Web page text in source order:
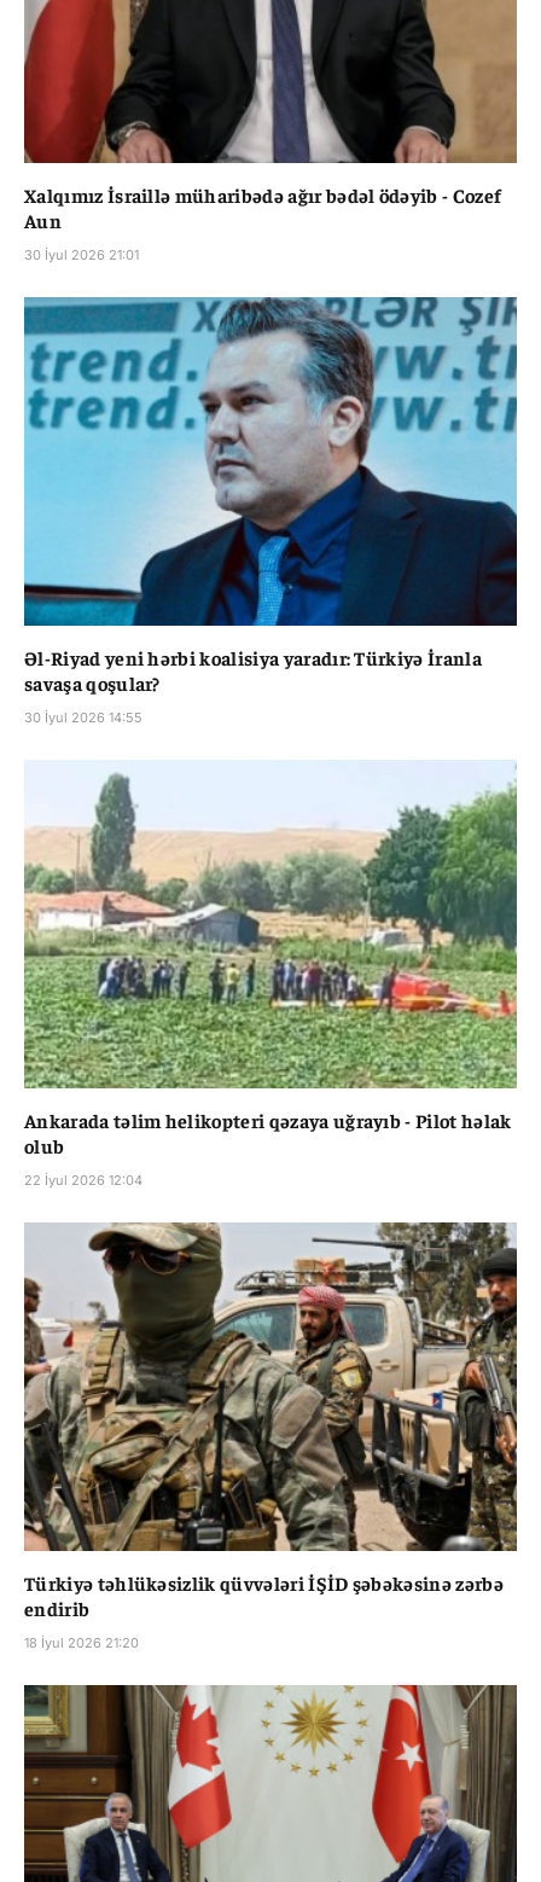
Xalqımız İsraillə müharibədə ağır bədəl ödəyib - Cozef
Aun
30 İyul 2026 21:01
Əl-Riyad yeni hərbi koalisiya yaradır: Türkiyə İranla
savaşa qoşular?
30 İyul 2026 14:55
Ankarada təlim helikopteri qəzaya uğrayıb - Pilot həlak
olub
22 İyul 2026 12:04
Türkiyə təhlükəsizlik qüvvələri İŞİD şəbəkəsinə zərbə
endirib
18 İyul 2026 21:20